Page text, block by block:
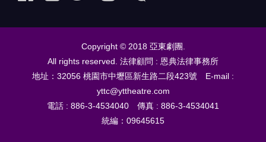
Copyright © 2018 亞東劇團.
All rights reserved. 法律顧問 : 恩典法律事務所
地址：32056 桃園市中壢區新生路二段423號 E-mail :
yttc@yttheatre.com
電話 : 886-3-4534040 傳真 : 886-3-4534041
統編：09645615